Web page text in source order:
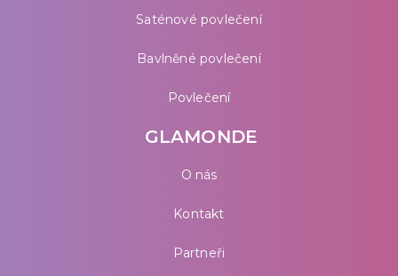
Saténové povlečení
Bavlněné povlečení
Povlečení
GLAMONDE
O nás
Kontakt
Partneři